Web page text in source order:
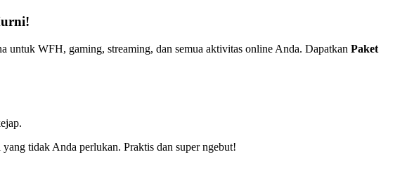
untuk WFH, gaming, streaming, dan semua aktivitas online Anda. Dapatkan Paket
tidak Anda perlukan. Praktis dan super ngebut!